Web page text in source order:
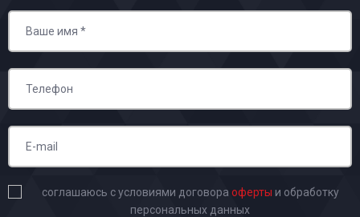
соглашаюсь с условиями договора оферты и обработку
персональных данных